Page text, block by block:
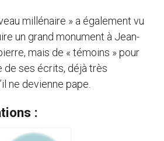
millénaire » a également vu
un grand monument à Jean-
mais de « témoins » pour
de ses écrits, déjà très
ne devienne pape.
: